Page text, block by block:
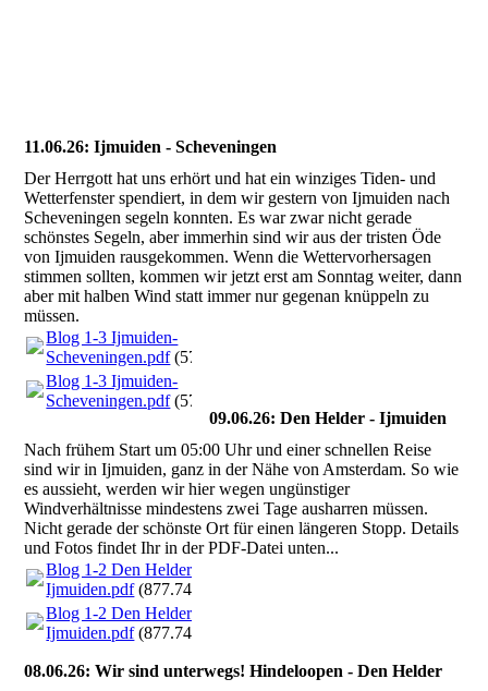
11.06.26: Ijmuiden - Scheveningen
Der Herrgott hat uns erhört und hat ein winziges Tiden- und
Wetterfenster spendiert, in dem wir gestern von Ijmuiden nach
Scheveningen segeln konnten. Es war zwar nicht gerade
schönstes Segeln, aber immerhin sind wir aus der tristen Öde
von Ijmuiden rausgekommen. Wenn die Wettervorhersagen
stimmen sollten, kommen wir jetzt erst am Sonntag weiter, dann
aber mit halben Wind statt immer nur gegenan knüppeln zu
müssen.
Blog 1-3 Ijmuiden-
Scheveningen.pdf(571.45KB)
Blog 1-3 Ijmuiden-
Scheveningen.pdf(571.45KB)
09.06.26: Den Helder - Ijmuiden
Nach frühem Start um 05:00 Uhr und einer schnellen Reise
sind wir in Ijmuiden, ganz in der Nähe von Amsterdam. So wie
es aussieht, werden wir hier wegen ungünstiger
Windverhältnisse mindestens zwei Tage ausharren müssen.
Nicht gerade der schönste Ort für einen längeren Stopp. Details
und Fotos findet Ihr in der PDF-Datei unten...
Blog 1-2 Den Helder-
Ijmuiden.pdf(877.74KB)
Blog 1-2 Den Helder-
Ijmuiden.pdf(877.74KB)
08.06.26: Wir sind unterwegs! Hindeloopen - Den Helder